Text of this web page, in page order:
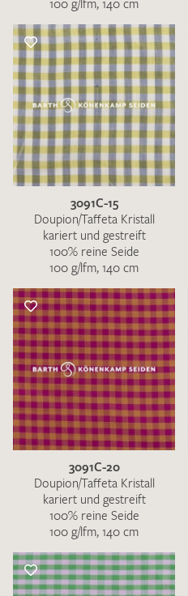
100 g/lfm, 140 cm
3091C-15
Doupion/Taffeta Kristall
kariert und gestreift
100% reine Seide
100 g/lfm, 140 cm
3091C-20
Doupion/Taffeta Kristall
kariert und gestreift
100% reine Seide
100 g/lfm, 140 cm